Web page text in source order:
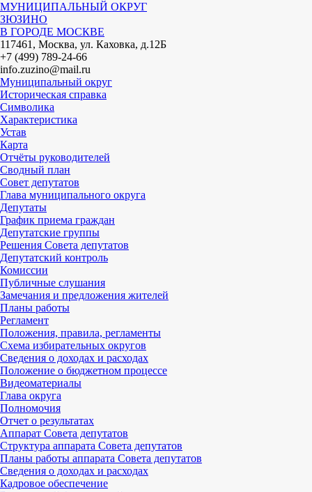
МУНИЦИПАЛЬНЫЙ ОКРУГ
ЗЮЗИНО
В ГОРОДЕ МОСКВЕ
117461, Москва, ул. Каховка, д.12Б
+7 (499) 789-24-66
info.zuzino@mail.ru
Муниципальный округ
Историческая справка
Символика
Характеристика
Устав
Карта
Отчёты руководителей
Сводный план
Совет депутатов
Глава муниципального округа
Депутаты
График приема граждан
Депутатские группы
Решения Совета депутатов
Депутатский контроль
Комиссии
Публичные слушания
Замечания и предложения жителей
Планы работы
Регламент
Положения, правила, регламенты
Схема избирательных округов
Сведения о доходах и расходах
Положение о бюджетном процессе
Видеоматериалы
Глава округа
Полномочия
Отчет о результатах
Аппарат Совета депутатов
Структура аппарата Совета депутатов
Планы работы аппарата Совета депутатов
Сведения о доходах и расходах
Кадровое обеспечение